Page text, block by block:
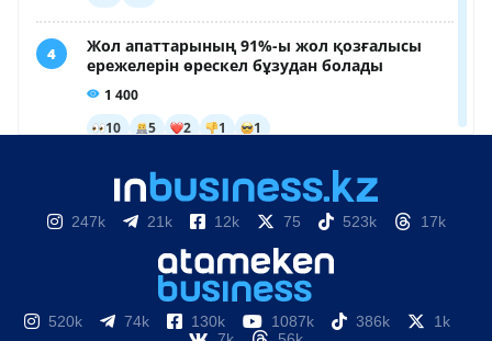
247k 21k 12k 75 523k 17k
520k 74k 130k 1087k 386k
1k